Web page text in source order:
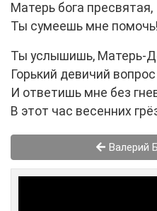
Матерь бога пресвятая,
Ты сумеешь мне помочь!
Ты услышишь, Матерь-
Горький девичий вопрос
И ответишь мне без
В этот час весенних
Валерий